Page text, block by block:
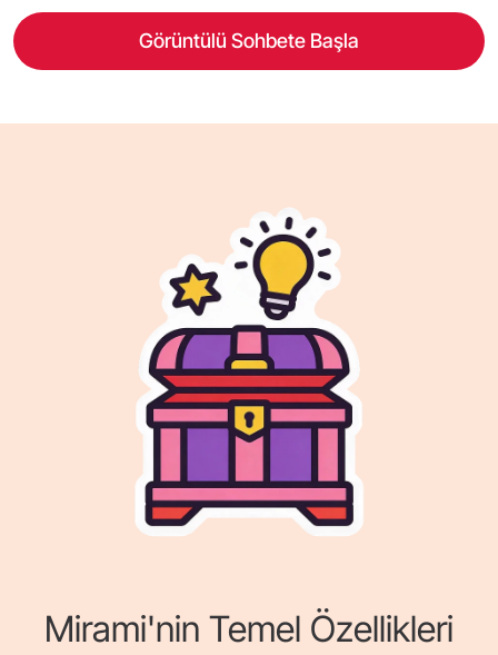
Görüntülü Sohbete Başla
Mirami'nin Temel Özellikleri